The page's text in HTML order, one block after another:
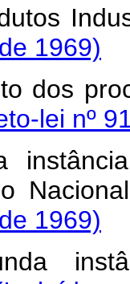
1969)
dos
lei nº
1969)